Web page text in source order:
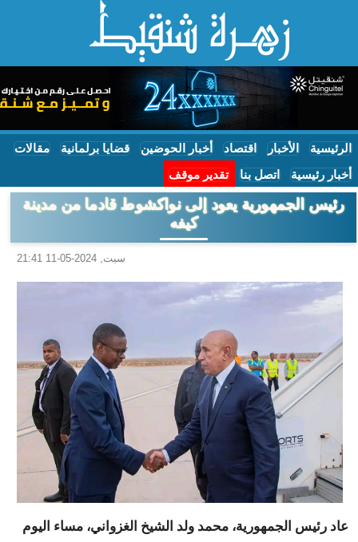
الرئيسية الأخبار اقتصاد أخبار الحوضين قضايا برلمانية مقالات
أخبار رئيسية اتصل بنا تقدير موقف
رئيس الجمهورية يعود إلى نواكشوط قادما من مدينة
كيفه
سبت, 2024-05-11 21:41
عاد رئيس الجمهورية، محمد ولد الشيخ الغزواني، مساء اليوم